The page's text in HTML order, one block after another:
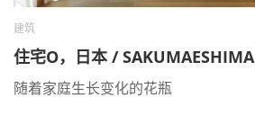
建筑
住宅O，日本 / SAKUMAESHIMA
随着家庭生长变化的花瓶